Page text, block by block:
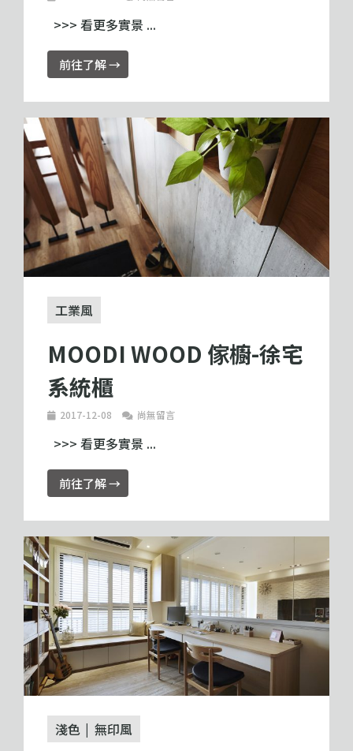
>>> 看更多實景 ...
前往了解 →
工業風
MOODI WOOD 傢櫥-徐宅
系統櫃
2017-12-08 尚無留言
>>> 看更多實景 ...
前往了解 →
淺色 無印風